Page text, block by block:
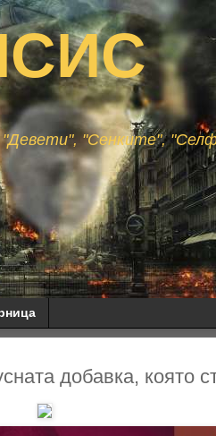
"Сенките",
добавка, която